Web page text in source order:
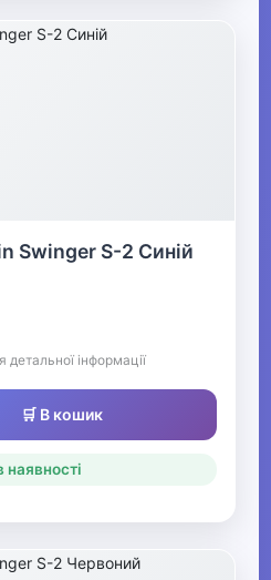
Swinger S-2 Синій
детальної інформації
🛒 В кошик
наявності